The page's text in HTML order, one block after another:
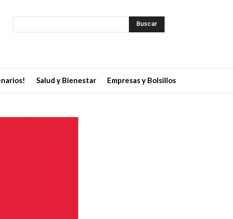
Buscar
Salud y Bienestar Empresas y Bolsillos